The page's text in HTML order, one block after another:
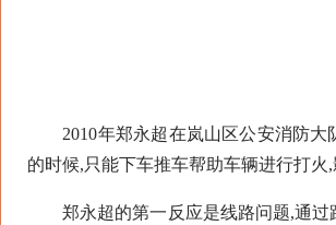
2010年郑永超在岚山区公安消防大
的时候,只能下车推车帮助车辆进行打
郑永超的第一反应是线路问题,通过